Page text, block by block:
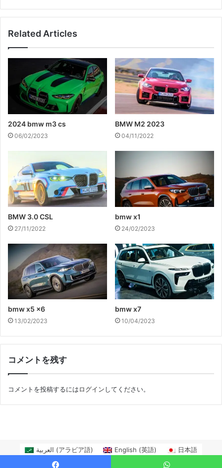
Related Articles
2024 bmw m3 cs
06/02/2023
BMW M2 2023
04/11/2022
BMW 3.0 CSL
27/11/2022
bmw x1
24/02/2023
bmw x5 x6
13/02/2023
bmw x7
10/04/2023
コメントを残す
コメントを投稿するにはログインしてください。
العربية (アラビア語) English (英語) 日本語